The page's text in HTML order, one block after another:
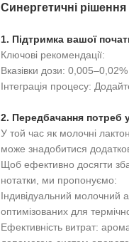
Синергетичні
1. Підтримка вашої
Ключові рекомендації:
Вказівки дози:
Інтеграція процесу:
2. Передбачання потреб у
У той час як молочні
може знадобитися
Щоб ефективно досягти
нотатки, ми пропонуємо:
Індивідуальний молочний
оптимізованих для
Ефективність витрат: